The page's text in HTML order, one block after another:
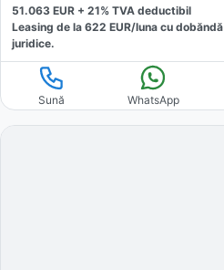
51.063 EUR + 21% TVA deductibil
Leasing de la 622 EUR/luna cu dobăndă
juridice.
Sună WhatsApp